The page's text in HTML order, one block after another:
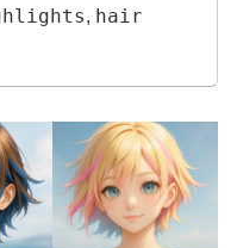
, hair